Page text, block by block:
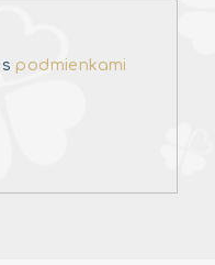
podmienkami